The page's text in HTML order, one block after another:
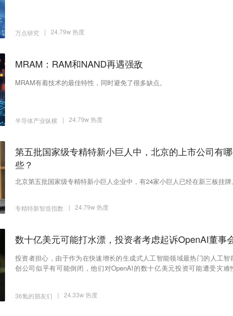
万点研究 | 24.79w 热度
MRAM：RAM和NAND再遇强敌
MRAM有着技术的最佳特性，同时避免了很多缺点。
半导体产业纵横 | 24.79w 热度
第五批国家级专精特新小巨人中，北京的上市公司有哪
些？
北京第五批国家级专精特新小巨人企业中，有24家小巨人已经在新三板挂
专精特新智造指数 | 24.79w 热度
数十亿美元可能打水漂，投资者考虑起诉OpenAI董事
投资者担心，由于作为在快速增长的生成式人工智能领域最热门的人工智
创公司似乎有可能倒闭，他们对OpenAI的数十亿美元投资可能遭受灾难
36氪的朋友们 | 24.33w 热度